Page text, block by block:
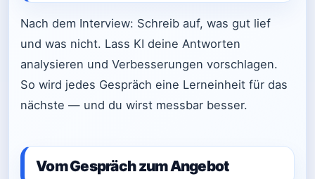
Nach dem Interview: Schreib auf, was gut lief
und was nicht. Lass KI deine Antworten
analysieren und Verbesserungen vorschlagen.
So wird jedes Gespräch eine Lerneinheit für das
nächste — und du wirst messbar besser.
Vom Gespräch zum Angebot